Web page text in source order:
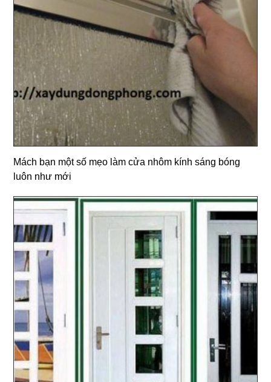
Mách bạn một số mẹo làm cửa nhôm kính sáng bóng
luôn như mới